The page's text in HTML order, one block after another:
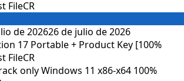
de 202626 de julio de 2026
17 Portable + Product Key [100%
FileCR